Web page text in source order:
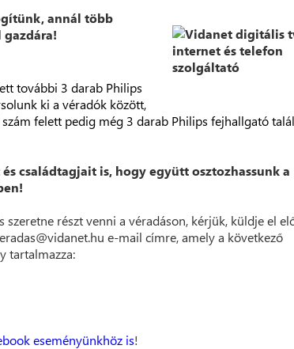
annál több
további 3 darab Philips
ki a véradók között,
felett pedig még 3 darab Philips fejhallgató talál
családtagjait is, hogy együtt osztozhassunk a
szeretne részt venni a véradáson, kérjük, küldje el
e-mail címre, amely a következő
tartalmazza:
eseményünkhöz is!